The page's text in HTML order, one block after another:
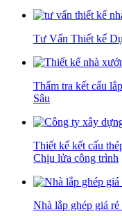
Tư Vấn Thiết kế
Thẩm tra kết cấu
Sâu
Thiết kế kết cấu
Chịu lửa công trình
Nhà lắp ghép giá